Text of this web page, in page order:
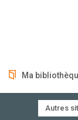
Ma
Autres